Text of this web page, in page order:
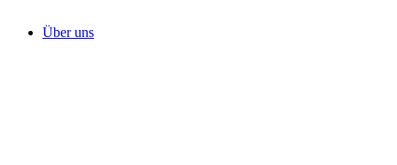
Über uns